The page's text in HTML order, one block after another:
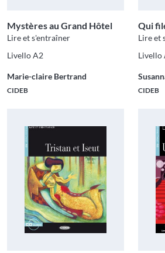
Mystères au Grand Hôtel
Lire et s'entraîner
Livello A2
Marie-claire Bertrand
CIDEB
Qui
Lire et
Livello
CIDEB